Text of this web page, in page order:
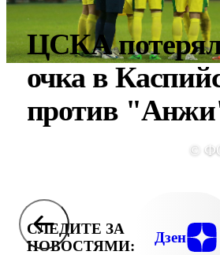
ЦСКА
очка в
против
©
СЛЕДИТЕ ЗА
НОВОСТЯМИ:
Дзен